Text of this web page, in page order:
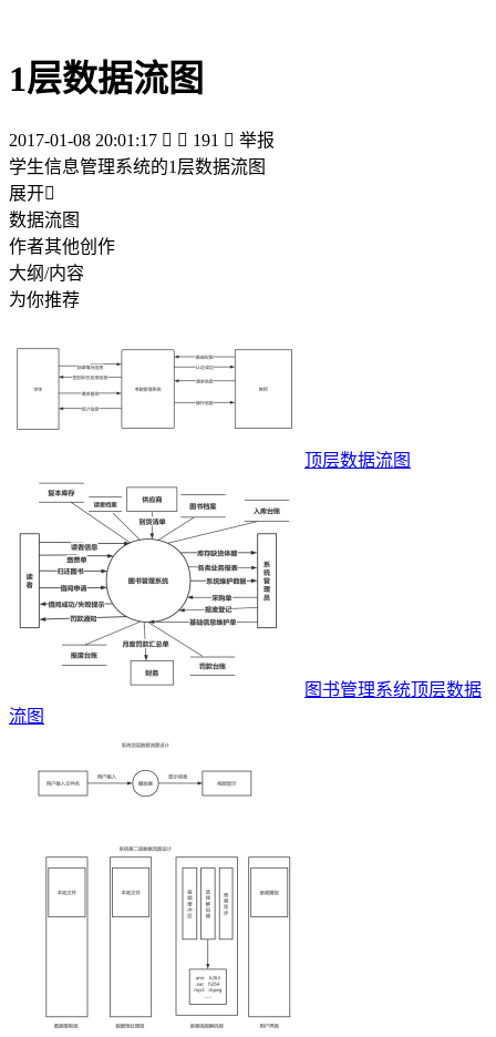
1层数据流图
2017-01-08 20:01:17   191  举报
学生信息管理系统的1层数据流图
展开
数据流图
作者其他创作
大纲/内容
为你推荐
顶层数据流图
图书管理系统顶层数据
流图